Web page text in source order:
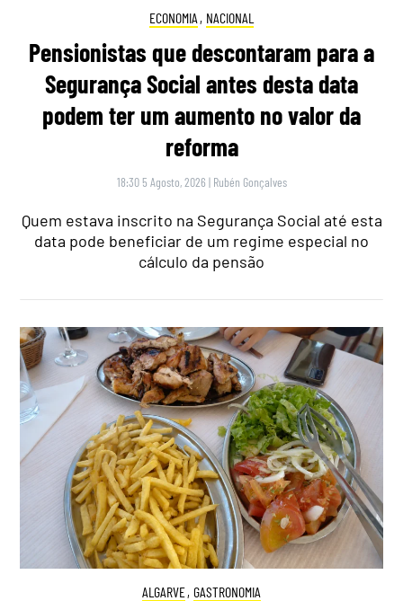
ECONOMIA , NACIONAL
Pensionistas que descontaram para a
Segurança Social antes desta data
podem ter um aumento no valor da
reforma
18:30 5 Agosto, 2026 | Rubén Gonçalves
Quem estava inscrito na Segurança Social até esta
data pode beneficiar de um regime especial no
cálculo da pensão
ALGARVE, GASTRONOMIA